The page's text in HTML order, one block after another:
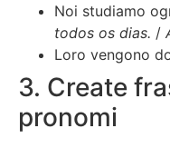
Noi studiamo
todos os dias. /
Loro vengono
3. Create
pronomi